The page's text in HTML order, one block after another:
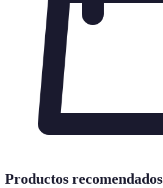
Productos recomendados